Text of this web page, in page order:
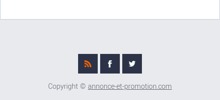
Copyright © annonce-et-promotion.com